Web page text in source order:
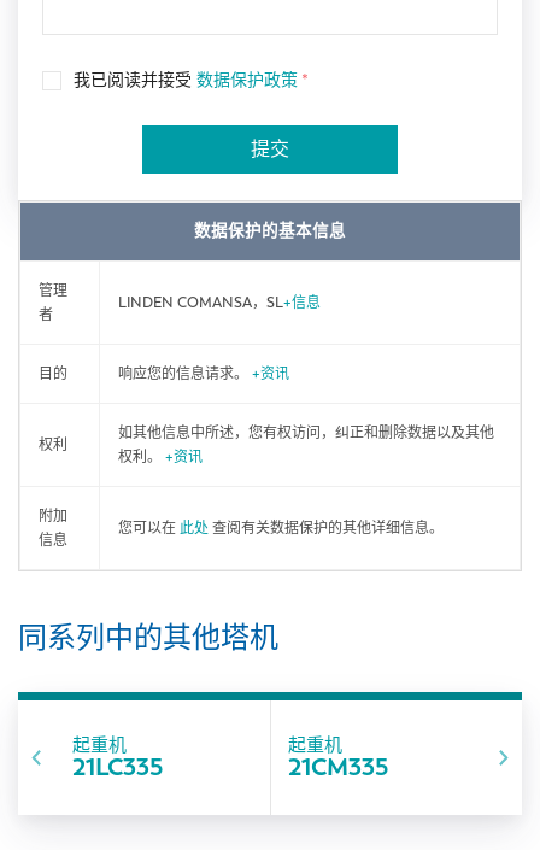
我已阅读并接受 数据保护政策 *
提交
数据保护的基本信息
管理
者
LINDEN COMANSA，SL+信息
目的 响应您的信息请求。 +资讯
权利
如其他信息中所述，您有权访问，纠正和删除数据以及其他
权利。 +资讯
附加
信息
您可以在 此处 查阅有关数据保护的其他详细信息。
同系列中的其他塔机
起重机
21LC335
起重机
21CM335